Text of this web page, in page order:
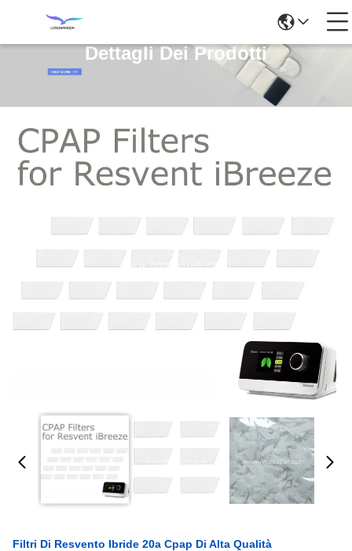
Dettagli Dei Prodotti
Filtri Di Resvento Ibride 20a Cpap Di Alta Qualità